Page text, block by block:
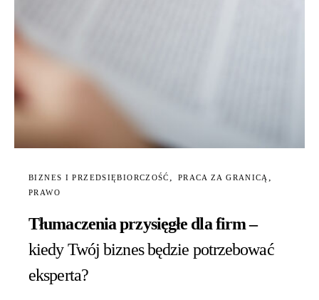
BIZNES I PRZEDSIĘBIORCZOŚĆ
PRACA ZA GRANICĄ
PRAWO
Tłumaczenia przysięgłe dla firm –
kiedy Twój biznes będzie potrzebować
eksperta?